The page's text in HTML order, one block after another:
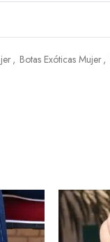
, Botas Exóticas Mujer,